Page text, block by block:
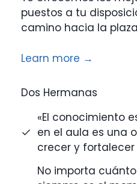
puestos a tu
camino hacia la
Learn more →
Dos Hermanas
«El conocimiento
en el aula es una
crecer y fortalecer
No importa